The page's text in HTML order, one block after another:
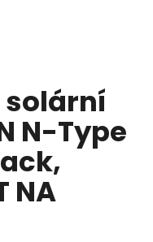
N-Type
NA